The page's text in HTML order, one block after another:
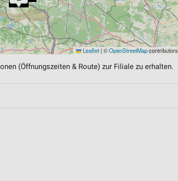
Leaflet | ©OpenStreetMapcontributors
(Öffnungszeiten & Route) zur Filiale zu erhalten.